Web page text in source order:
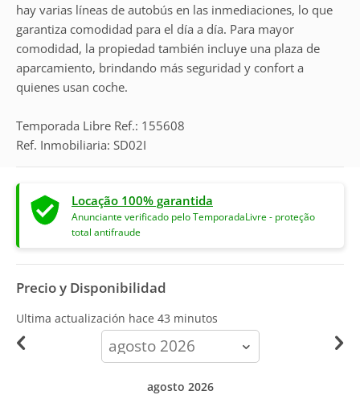
hay varias líneas de autobús en las inmediaciones, lo que
garantiza comodidad para el día a día. Para mayor
comodidad, la propiedad también incluye una plaza de
aparcamiento, brindando más seguridad y confort a
quienes usan coche.
Temporada Libre Ref.: 155608
Ref. Inmobiliaria: SD02I
Locação 100% garantida
Anunciante verificado pelo TemporadaLivre - proteção
total antifraude
Precio y Disponibilidad
Ultima actualización hace 43 minutos
calendar-
month
agosto 2026